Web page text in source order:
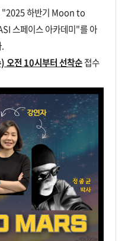
"2025 하반기 Moon to
스페이스 아카데미"를 아
전 10시부터 선착순접수